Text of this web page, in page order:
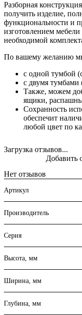
Разборная
получить изделие,
функциональности и
изготовлением мебели
необходимой
По вашему желанию
с одной тумбой
с двумя
Также, можем
ящики,
Сохранность
обеспечит
любой цвет по
Загрузка отзывов...
Нет отзывов
Добавить
Артикул
Производитель
Серия
Высота, мм
Ширина, мм
Глубина, мм